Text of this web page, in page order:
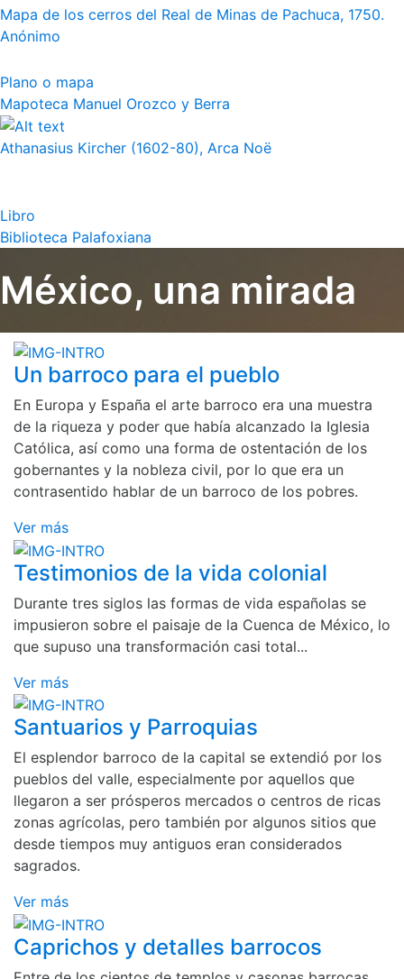
Mapa de los cerros del Real de Minas de Pachuca, 1750.
Anónimo
Plano o mapa
Mapoteca Manuel Orozco y Berra
Athanasius Kircher (1602-80), Arca Noë
Libro
Biblioteca Palafoxiana
México, una mirada
Un barroco para el pueblo
En Europa y España el arte barroco era una muestra
de la riqueza y poder que había alcanzado la Iglesia
Católica, así como una forma de ostentación de los
gobernantes y la nobleza civil, por lo que era un
contrasentido hablar de un barroco de los pobres.
Ver más
Testimonios de la vida colonial
Durante tres siglos las formas de vida españolas se
impusieron sobre el paisaje de la Cuenca de México, lo
que supuso una transformación casi total...
Ver más
Santuarios y Parroquias
El esplendor barroco de la capital se extendió por los
pueblos del valle, especialmente por aquellos que
llegaron a ser prósperos mercados o centros de ricas
zonas agrícolas, pero también por algunos sitios que
desde tiempos muy antiguos eran considerados
sagrados.
Ver más
Caprichos y detalles barrocos